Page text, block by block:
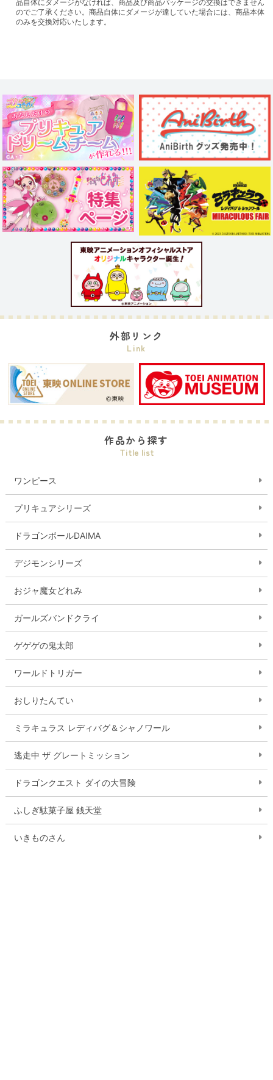
品自体にダメージがなければ、商品及び商品パッケージの交換はできません
のでご了承ください。商品自体にダメージが達していた場合には、商品本体
のみを交換対応いたします。
外部リンク
Link
作品から探す
Title list
ワンピース
プリキュアシリーズ
ドラゴンボールDAIMA
デジモンシリーズ
おジャ魔女どれみ
ガールズバンドクライ
ゲゲゲの鬼太郎
ワールドトリガー
おしりたんてい
ミラキュラス レディバグ＆シャノワール
逃走中 ザ グレートミッション
ドラゴンクエスト ダイの大冒険
ふしぎ駄菓子屋 銭天堂
いきものさん